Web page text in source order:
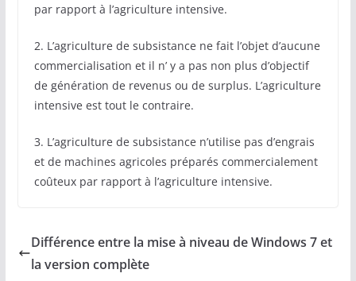
par rapport à l’agriculture intensive.
2. L’agriculture de subsistance ne fait l’objet d’aucune
commercialisation et il n’ y a pas non plus d’objectif
de génération de revenus ou de surplus. L’agriculture
intensive est tout le contraire.
3. L’agriculture de subsistance n’utilise pas d’engrais
et de machines agricoles préparés commercialement
coûteux par rapport à l’agriculture intensive.
Différence entre la mise à niveau de Windows 7 et
la version complète